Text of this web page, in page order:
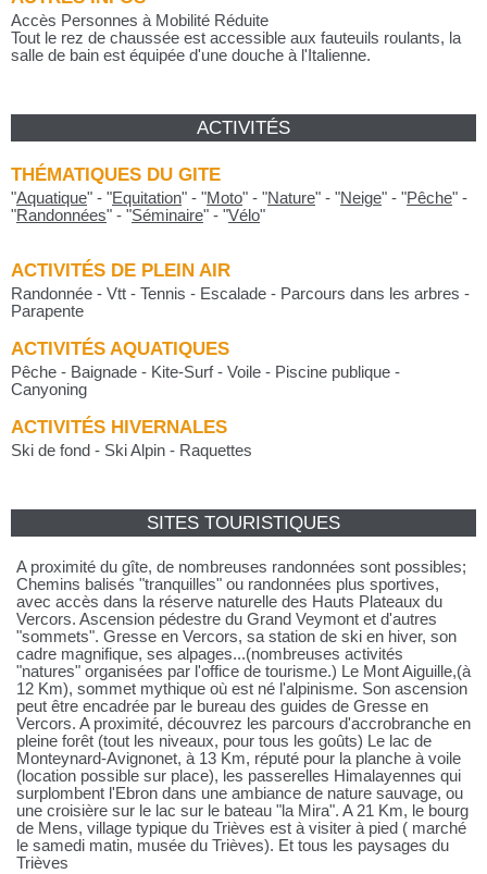
Accès Personnes à Mobilité Réduite
Tout le rez de chaussée est accessible aux fauteuils roulants, la
salle de bain est équipée d'une douche à l'Italienne.
ACTIVITÉS
THÉMATIQUES DU GITE
"Aquatique" - "Equitation" - "Moto" - "Nature" - "Neige" - "Pêche" -
"Randonnées" - "Séminaire" - "Vélo"
ACTIVITÉS DE PLEIN AIR
Randonnée - Vtt - Tennis - Escalade - Parcours dans les arbres -
Parapente
ACTIVITÉS AQUATIQUES
Pêche - Baignade - Kite-Surf - Voile - Piscine publique -
Canyoning
ACTIVITÉS HIVERNALES
Ski de fond - Ski Alpin - Raquettes
SITES TOURISTIQUES
A proximité du gîte, de nombreuses randonnées sont possibles;
Chemins balisés "tranquilles" ou randonnées plus sportives,
avec accès dans la réserve naturelle des Hauts Plateaux du
Vercors. Ascension pédestre du Grand Veymont et d'autres
"sommets". Gresse en Vercors, sa station de ski en hiver, son
cadre magnifique, ses alpages...(nombreuses activités
"natures" organisées par l'office de tourisme.) Le Mont Aiguille,(à
12 Km), sommet mythique où est né l'alpinisme. Son ascension
peut être encadrée par le bureau des guides de Gresse en
Vercors. A proximité, découvrez les parcours d'accrobranche en
pleine forêt (tout les niveaux, pour tous les goûts) Le lac de
Monteynard-Avignonet, à 13 Km, réputé pour la planche à voile
(location possible sur place), les passerelles Himalayennes qui
surplombent l'Ebron dans une ambiance de nature sauvage, ou
une croisière sur le lac sur le bateau "la Mira". A 21 Km, le bourg
de Mens, village typique du Trièves est à visiter à pied ( marché
le samedi matin, musée du Trièves). Et tous les paysages du
Trièves